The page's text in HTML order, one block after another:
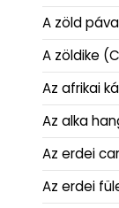
A zöld
A zöldike
Az afrikai
Az alka
Az erdei
Az erdei